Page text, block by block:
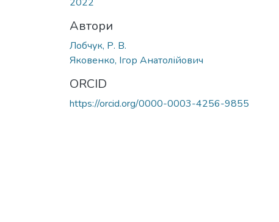
Автори
Лобчук, Р. В.
Яковенко, Ігор Анатолійович
ORCID
https://orcid.org/0000-0003-4256-9855